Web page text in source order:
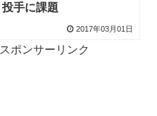
投手に課題
2017年03月01日
スポンサーリンク